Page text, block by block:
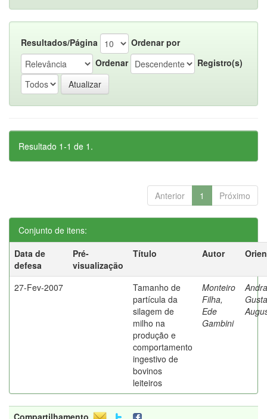
Resultados/Página
Ordenar por
Ordenar
Registro(s)
Resultado 1-1 de 1.
Anterior 1 Próximo
Conjunto de itens:
Data de
defesa
Pré-
visualização
Título Autor
27-Fev-2007
Tamanho de
partícula da
silagem de
milho na
produção e
comportamento
ingestivo de
bovinos
leiteiros
Monteiro
Filha,
Ede
Gambini
Compartilhamento